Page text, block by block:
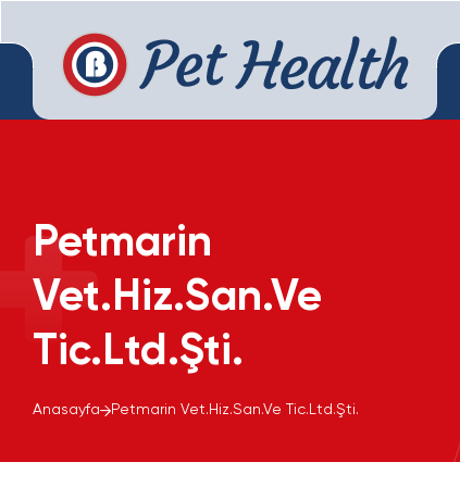
Petmarin
Vet.Hiz.San.Ve
Tic.Ltd.Şti.
Anasayfa Petmarin Vet.Hiz.San.Ve Tic.Ltd.Şti.